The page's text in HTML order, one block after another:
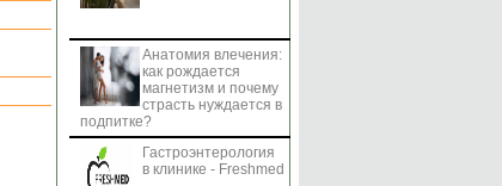
Анатомия влечения:
как рождается
магнетизм и почему
страсть нуждается в
подпитке?
Гастроэнтерология
в клинике - Freshmed